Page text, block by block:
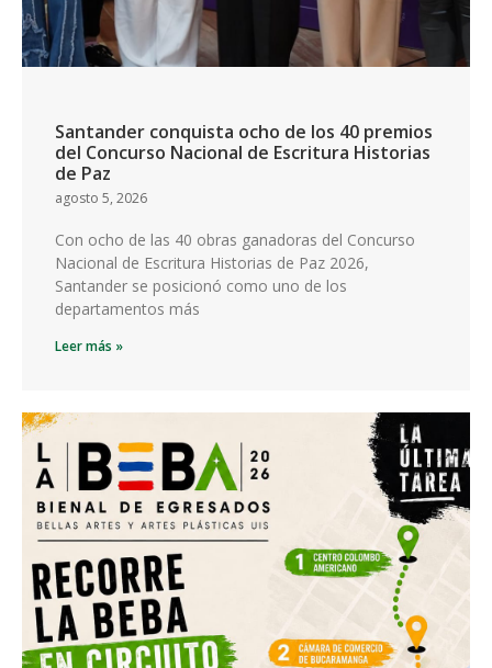
Santander conquista ocho de los 40 premios
del Concurso Nacional de Escritura Historias
de Paz
agosto 5, 2026
Con ocho de las 40 obras ganadoras del Concurso
Nacional de Escritura Historias de Paz 2026,
Santander se posicionó como uno de los
departamentos más
Leer más »